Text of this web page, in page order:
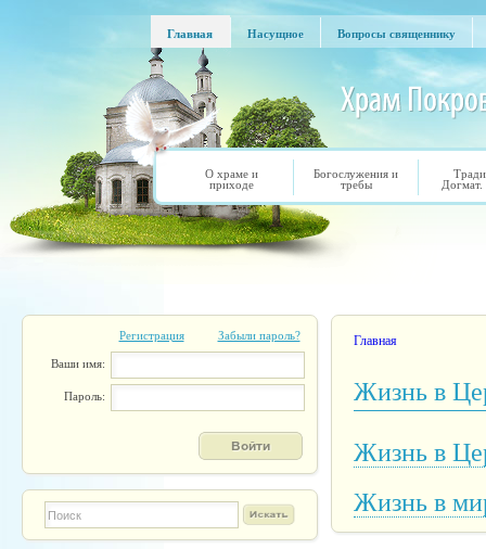
Главная
Главная
Насущное Вопросы священнику
Вопросы священнику
О храме и
приходе
Богослужения и
требы
Регистрация Забыли пароль?
Ваши имя:
Пароль:
Форма поиска
TESTINS
Вы здесь
Главная
Жизнь в
Жизнь в
Жизнь в